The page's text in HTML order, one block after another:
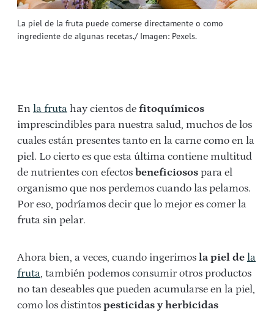
La piel de la fruta puede comerse directamente o como
ingrediente de algunas recetas./ Imagen: Pexels.
En la fruta hay cientos de fitoquímicos
imprescindibles para nuestra salud, muchos de los
cuales están presentes tanto en la carne como en la
piel. Lo cierto es que esta última contiene multitud
de nutrientes con efectos beneficiosos para el
organismo que nos perdemos cuando las pelamos.
Por eso, podríamos decir que lo mejor es comer la
fruta sin pelar.
Ahora bien, a veces, cuando ingerimos la piel de la
fruta, también podemos consumir otros productos
no tan deseables que pueden acumularse en la piel,
como los distintos pesticidas y herbicidas